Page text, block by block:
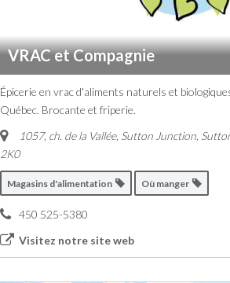
VRAC et Compagnie
Épicerie en vrac d'aliments naturels et
Québec. Brocante et friperie.
1057, ch. de la Vallée, Sutton Junction
2K0
Magasins d'alimentation Où manger
450 525-5380
Visitez notre site web